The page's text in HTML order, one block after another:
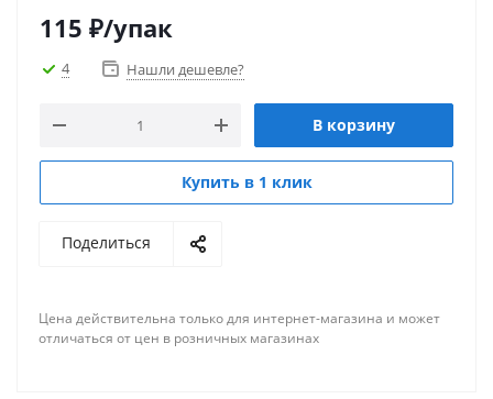
115 ₽/упак
4 Нашли дешевле?
В корзину
Купить в 1 клик
Поделиться
Цена действительна только для интернет-магазина и может
отличаться от цен в розничных магазинах